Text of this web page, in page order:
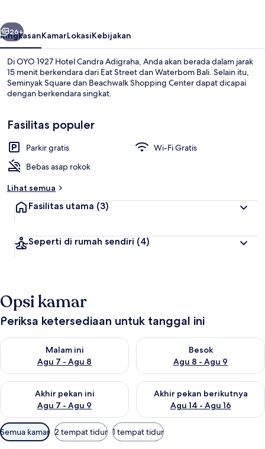
Berikutnya
26+
RingkasanKamarLokasiKebijakan
Di OYO 1927 Hotel Candra Adigraha, Anda akan berada dalam jarak
15 menit berkendara dari Eat Street dan Waterbom Bali. Selain itu,
Seminyak Square dan Beachwalk Shopping Center dapat dicapai
dengan berkendara singkat.
Fasilitas populer
Parkir gratis
Wi-Fi Gratis
Bebas asap rokok
Lihat semua
Fasilitas utama (3)
Seperti di rumah sendiri (4)
Opsi kamar
Periksa ketersediaan untuk tanggal ini
Malam ini
Agu 7 - Agu 8
Periksa ketersediaan untuk malam ini Agu 7 - Agu 8
Besok
Agu 8 - Agu 9
Periksa ketersediaan untuk
Akhir pekan ini
Agu 7 - Agu 9
Periksa ketersediaan untuk akhir pekan ini Agu 7 - Agu 9
Akhir pekan berikutnya
Agu 14 - Agu 16
Periksa ketersediaan untuk
Filter
tersedia
Semua kamar 2 tempat tidur 1 tempat tidur